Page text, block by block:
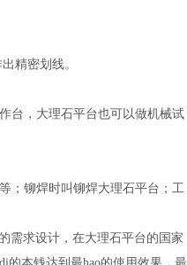
精密划线。
台，大理石平台也可以做机械试
；铆焊时叫铆焊大理石平台；工
需求设计，在大理石平台的国家